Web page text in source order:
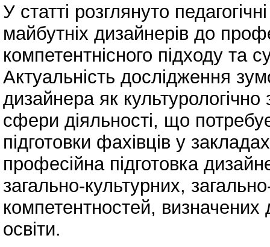
У статті розглянуто
майбутніх дизайнерів до
компетентнісного підходу та
Актуальність дослідження
дизайнера як
сфери діяльності, що
підготовки фахівців у
професійна підготовка
загально-культурних,
компетентностей,
освіти.